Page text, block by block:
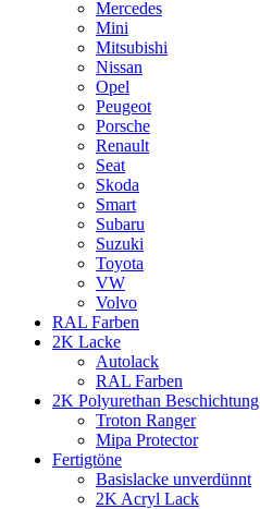
Mercedes
Mini
Mitsubishi
Nissan
Opel
Peugeot
Porsche
Renault
Seat
Skoda
Smart
Subaru
Suzuki
Toyota
VW
Volvo
RAL Farben
2K Lacke
Autolack
RAL Farben
2K Polyurethan Beschichtung
Troton Ranger
Mipa Protector
Fertigtöne
Basislacke unverdünnt
2K Acryl Lack